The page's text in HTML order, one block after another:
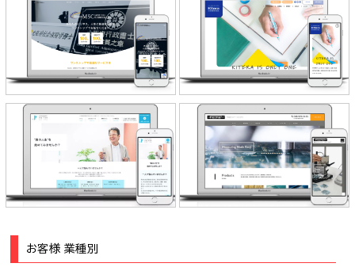
MSC行政書士法人・社会保険労
務士法人 様
紀寺商事株式会社 様
ほめ塾会話実践教室JoyFun 様
株式会社フィッシャー・インストル
メンツ 様
お客様 業種別